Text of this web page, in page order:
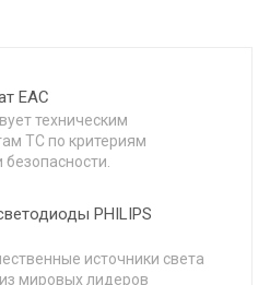
EAC
техническим
ТС по критериям
безопасности.
PHILIPS
источники света
мировых лидеров